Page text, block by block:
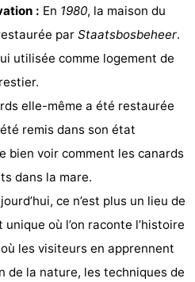
: En 1980, la maison du
par Staatsbosbeheer.
utilisée comme logement de
elle-même a été restaurée
remis dans son état
bien voir comment les canards
dans la mare.
ce n’est plus un lieu de
où l’on raconte l’histoire
les visiteurs en apprennent
de la nature, les techniques de